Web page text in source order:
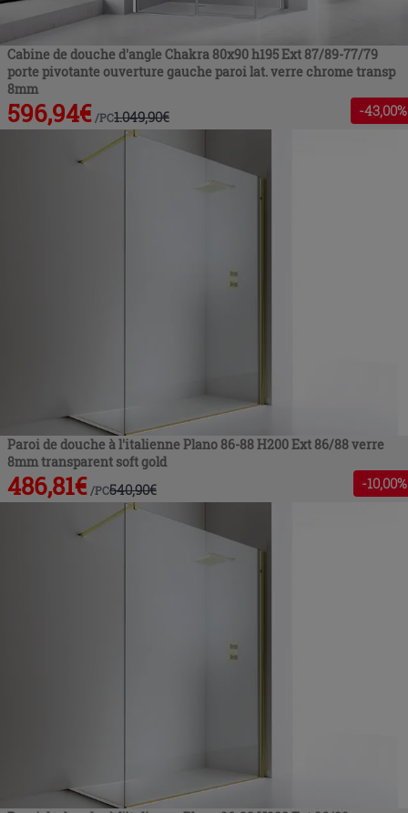
Cabine de douche d'angle Chakra 80x90 h195 Ext 87/89-77/79
porte pivotante ouverture gauche paroi lat. verre chrome transp
8mm
596,94€ /PC1.049,90€ -43,00%
Paroi de douche à l'italienne Plano 86-88 H200 Ext 86/88 verre
8mm transparent soft gold
486,81€ /PC540,90€ -10,00%